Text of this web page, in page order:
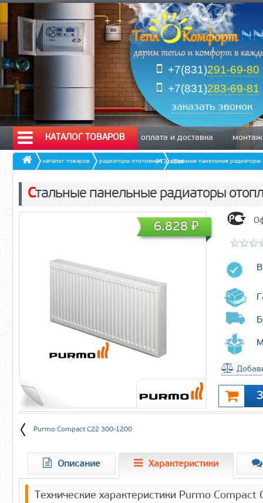
+7(831)291-69-80
+7(831)283-69-81
заказать звонок
КАТАЛОГ ТОВАРОВ оплата и доставка монтаж
отзывы
каталог товаров радиаторы отопления стальные панельные радиаторы
Стальные панельные радиаторы
6.828₽
Purmo Compact C22 300-1200
Описание Характеристики
Технические характеристики Purmo